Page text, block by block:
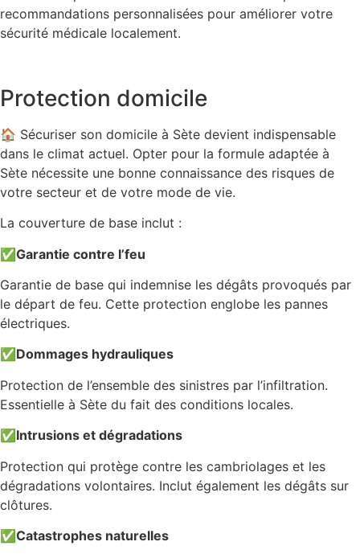
recommandations personnalisées pour améliorer votre
sécurité médicale localement.
Protection domicile
🏠 Sécuriser son domicile à Sète devient indispensable
dans le climat actuel. Opter pour la formule adaptée à
Sète nécessite une bonne connaissance des risques de
votre secteur et de votre mode de vie.
La couverture de base inclut :
✅Garantie contre l’feu
Garantie de base qui indemnise les dégâts provoqués par
le départ de feu. Cette protection englobe les pannes
électriques.
✅ Dommages hydrauliques
Protection de l’ensemble des sinistres par l’infiltration.
Essentielle à Sète du fait des conditions locales.
✅ Intrusions et dégradations
Protection qui protège contre les cambriolages et les
dégradations volontaires. Inclut également les dégâts sur
clôtures.
✅Catastrophes naturelles